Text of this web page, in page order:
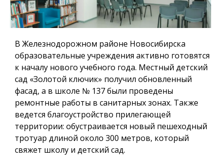
В Железнодорожном районе Новосибирска
образовательные учреждения активно готовятся
к началу нового учебного года. Местный детский
сад «Золотой ключик» получил обновленный
фасад, а в школе № 137 были проведены
ремонтные работы в санитарных зонах. Также
ведется благоустройство прилегающей
территории: обустраивается новый пешеходный
тротуар длиной около 300 метров, который
свяжет школу и детский сад.